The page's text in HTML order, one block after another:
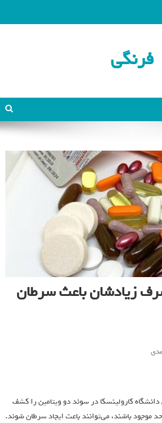
فرنگی
زیادشان باعث سرطان
کارولینسکا در سوئد دو ویتامین را کشف
موجود باشند، می‌توانند باعث ایجاد سرطان شوند.